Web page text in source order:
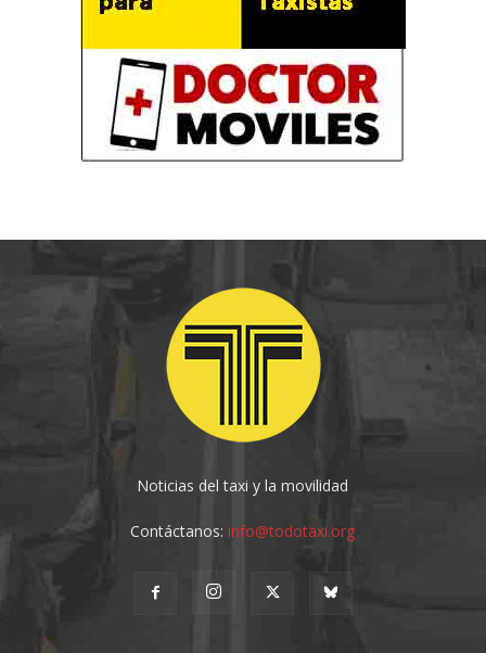
Noticias del taxi y la movilidad
Contáctanos:info@todotaxi.org